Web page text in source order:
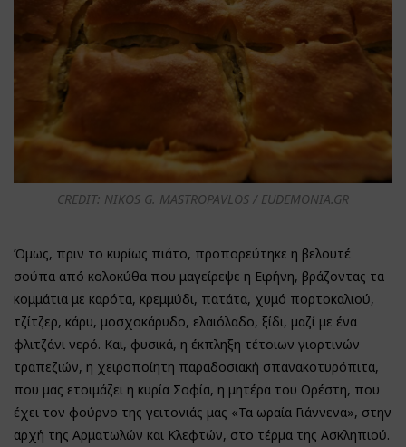
CREDIT: NIKOS G. MASTROPAVLOS / EUDEMONIA.GR
Όμως, πριν το κυρίως πιάτο, προπορεύτηκε η βελουτέ
σούπα από κολοκύθα που μαγείρεψε η Ειρήνη, βράζοντας τα
κομμάτια με καρότα, κρεμμύδι, πατάτα, χυμό πορτοκαλιού,
τζίτζερ, κάρυ, μοσχοκάρυδο, ελαιόλαδο, ξίδι, μαζί με ένα
φλιτζάνι νερό. Και, φυσικά, η έκπληξη τέτοιων γιορτινών
τραπεζιών, η χειροποίητη παραδοσιακή σπανακοτυρόπιτα,
που μας ετοιμάζει η κυρία Σοφία, η μητέρα του Ορέστη, που
έχει τον φούρνο της γειτονιάς μας «Τα ωραία Γιάννενα», στην
αρχή της Αρματωλών και Κλεφτών, στο τέρμα της Ασκληπιού.